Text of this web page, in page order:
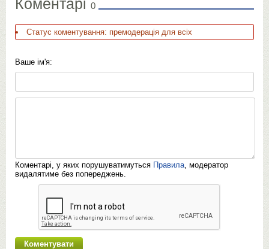
Коментарі 0
Статус коментування: премодерація для всіх
Ваше ім'я:
Коментарі, у яких порушуватимуться Правила, модератор
видалятиме без попереджень.